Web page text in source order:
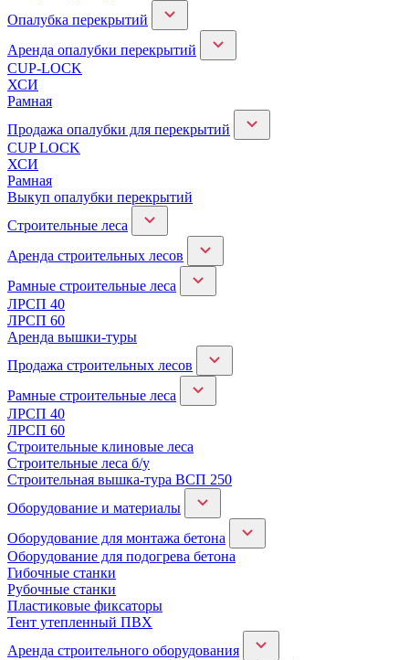
Опалубка перекрытий
Аренда опалубки перекрытий
CUP-LOCK
ХСИ
Рамная
Продажа опалубки для перекрытий
CUP LOCK
ХСИ
Рамная
Выкуп опалубки перекрытий
Строительные леса
Аренда строительных лесов
Рамные строительные леса
ЛРСП 40
ЛРСП 60
Аренда вышки-туры
Продажа строительных лесов
Рамные строительные леса
ЛРСП 40
ЛРСП 60
Строительные клиновые леса
Строительные леса б/у
Строительная вышка-тура ВСП 250
Оборудование и материалы
Оборудование для монтажа бетона
Оборудование для подогрева бетона
Гибочные станки
Рубочные станки
Пластиковые фиксаторы
Тент утепленный ПВХ
Аренда строительного оборудования